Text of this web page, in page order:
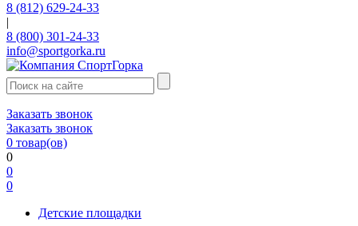
8 (812) 629-24-33
|
8 (800) 301-24-33
info@sportgorka.ru
Заказать звонок
Заказать звонок
0 товар(ов)
0
0
0
Детские площадки